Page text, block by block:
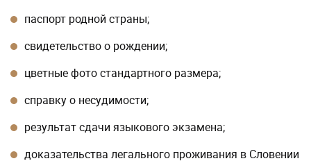
паспорт родной страны;
свидетельство о рождении;
цветные фото стандартного размера;
справку о несудимости;
результат сдачи языкового экзамена;
доказательства легального проживания в Словении